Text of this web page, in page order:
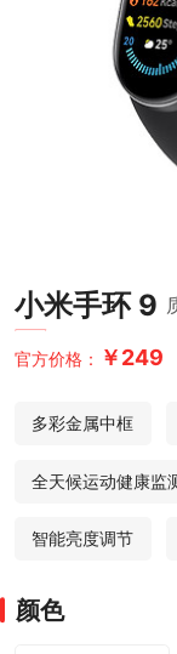
小米手环 9
官方价格： ￥249
多彩金属中框
全天候运动健康监
智能亮度调节
颜色